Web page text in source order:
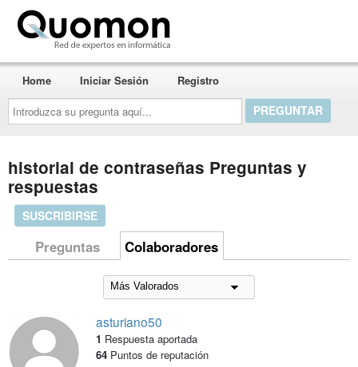
Introduzca
su
pregunta
aquí...
Home Iniciar Sesión Registro
historial de contraseñas Preguntas y
respuestas
SUSCRIBIRSE
Preguntas Colaboradores
asturiano50
1 Respuesta aportada
64Puntos de reputación